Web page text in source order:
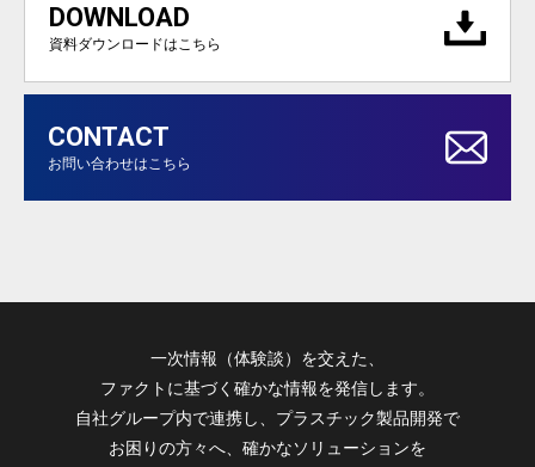
DOWNLOAD
資料ダウンロードはこちら
CONTACT
お問い合わせはこちら
一次情報（体験談）を交えた、
ファクトに基づく確かな情報を発信します。
自社グループ内で連携し、プラスチック製品開発で
お困りの方々へ、確かなソリューションを